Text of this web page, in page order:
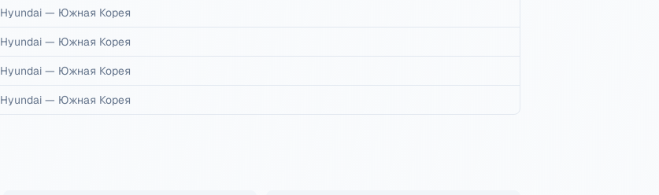
Hyundai — Южная Корея
Hyundai — Южная Корея
Hyundai — Южная Корея
Hyundai — Южная Корея